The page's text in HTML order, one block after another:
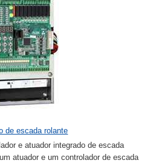
de escada rolante
e atuador integrado de escada
atuador e um controlador de escada